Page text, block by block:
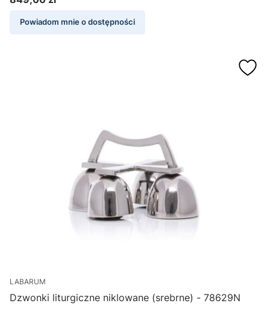
Cena
Powiadom mnie o dostępności
LABARUM
Dzwonki liturgiczne niklowane (srebrne) - 78629N